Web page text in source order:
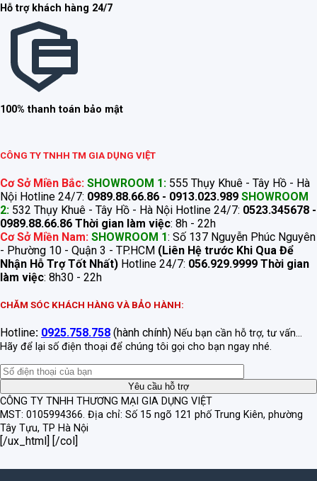
Hỗ trợ khách hàng 24/7
100% thanh toán bảo mật
CÔNG TY TNHH TM GIA DỤNG VIỆT
Cơ Sở Miền Bắc: SHOWROOM 1: 555 Thụy Khuê - Tây Hồ - Hà
Nội Hotline 24/7: 0989.88.66.86 - 0913.023.989 SHOWROOM
2: 532 Thụy Khuê - Tây Hồ - Hà Nội Hotline 24/7: 0523.345678 -
0989.88.66.86 Thời gian làm việc: 8h - 22h
Cơ Sở Miền Nam: SHOWROOM 1: Số 137 Nguyễn Phúc Nguyên
- Phường 10 - Quận 3 - TP.HCM (Liên Hệ trước Khi Qua Để
Nhận Hỗ Trợ Tốt Nhất) Hotline 24/7: 056.929.9999 Thời gian
làm việc: 8h30 - 22h
CHĂM SÓC KHÁCH HÀNG VÀ BẢO HÀNH:
Hotline: 0925.758.758 (hành chính) Nếu bạn cần hỗ trợ, tư vấn...
Hãy để lại số điện thoại để chúng tôi gọi cho bạn ngay nhé.
CÔNG TY TNHH THƯƠNG MẠI GIA DỤNG VIỆT
MST: 0105994366. Địa chỉ: Số 15 ngõ 121 phố Trung Kiên, phường
Tây Tựu, TP Hà Nội
[/ux_html] [/col]